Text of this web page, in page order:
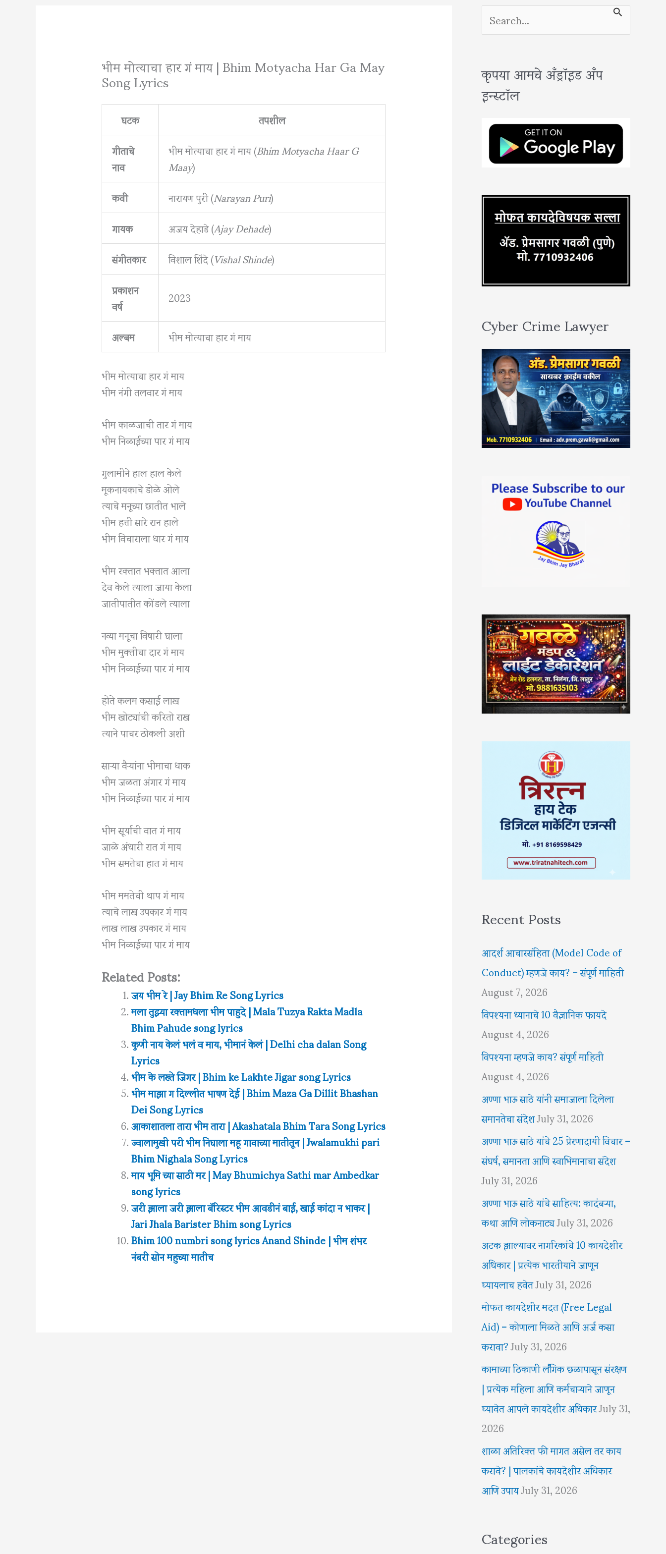
भीम मोत्याचा हार गं माय | Bhim Motyacha Har Ga May
Song Lyrics
घटक
तपशील
गीताचे
नाव
भीम मोत्याचा हार गं माय (Bhim Motyacha Haar G
Maay)
कवी
नारायण पुरी (Narayan Puri)
गायक
अजय देहाडे (Ajay Dehade)
संगीतकार
विशाल शिंदे (Vishal Shinde)
प्रकाशन
वर्ष
2023
अल्बम
भीम मोत्याचा हार गं माय
भीम मोत्याचा हार गं माय
भीम नंगी तलवार गं माय
भीम काळजाची तार गं माय
भीम निळाईच्या पार गं माय
गुलामीने हाल हाल केले
मूकनायकाचे डोळे ओले
त्याचे मनूच्या छातीत भाले
भीम हत्ती सारे रान हाले
भीम विचाराला धार गं माय
भीम रक्तात भक्तात आला
देव केले त्याला जाया केला
जातीपातीत कोंडले त्याला
नव्या मनूचा विषारी घाला
भीम मुक्तीचा दार गं माय
भीम निळाईच्या पार गं माय
होते कलम कसाई लाख
भीम खोट्यांची करितो राख
त्याने पाचर ठोकली अशी
साऱ्या वैऱ्यांना भीमाचा धाक
भीम जळता अंगार गं माय
भीम निळाईच्या पार गं माय
भीम सूर्याची वात गं माय
जाळे अंधारी रात गं माय
भीम समतेचा हात गं माय
भीम ममतेची थाप गं माय
त्याचे लाख उपकार गं माय
लाख लाख उपकार गं माय
भीम निळाईच्या पार गं माय
Related Posts:
जय भीम रे | Jay Bhim Re Song Lyrics
मला तुझ्या रक्तामधला भीम पाहुदे | Mala Tuzya Rakta Madla
Bhim Pahude song lyrics
कुणी नाय केलं भलं व माय, भीमानं केलं | Delhi cha dalan Song
Lyrics
भीम के लख्ते जिगर | Bhim ke Lakhte Jigar song Lyrics
भीम माझा ग दिल्लीत भाषण देई | Bhim Maza Ga Dillit Bhashan
Dei Song Lyrics
आकाशातला तारा भीम तारा | Akashatala Bhim Tara Song Lyrics
ज्वालामुखी परी भीम निघाला महू गावाच्या मातीतून | Jwalamukhi pari
Bhim Nighala Song Lyrics
माय भूमि च्या साठी मर | May Bhumichya Sathi mar Ambedkar
song lyrics
जरी झाला जरी झाला बॅरिस्टर भीम आवडीनं बाई, खाई कांदा न भाकर |
Jari Jhala Barister Bhim song Lyrics
Bhim 100 numbri song lyrics Anand Shinde | भीम शंभर
नंबरी सोन महुच्या मातीच
S
e
r
c
:
कृपया आमचे अँड्रॉइड अँप
इन्स्टॉल
Cyber Crime Lawyer
Recent Posts
आदर्श आचारसंहिता (Model Code of
Conduct) म्हणजे काय? – संपूर्ण माहिती
August 7, 2026
विपश्यना ध्यानाचे 10 वैज्ञानिक फायदे
August 4, 2026
विपश्यना म्हणजे काय? संपूर्ण माहिती
August 4, 2026
अण्णा भाऊ साठे यांनी समाजाला दिलेला
समानतेचा संदेशJuly 31, 2026
अण्णा भाऊ साठे यांचे 25 प्रेरणादायी विचार –
संघर्ष, समानता आणि स्वाभिमानाचा संदेश
July 31, 2026
अण्णा भाऊ साठे यांचे साहित्य: कादंबऱ्या,
कथा आणि लोकनाट्यJuly 31, 2026
अटक झाल्यावर नागरिकांचे 10 कायदेशीर
अधिकार | प्रत्येक भारतीयाने जाणून
घ्यायलाच हवेतJuly 31, 2026
मोफत कायदेशीर मदत (Free Legal
Aid) – कोणाला मिळते आणि अर्ज कसा
करावा?July 31, 2026
कामाच्या ठिकाणी लैंगिक छळापासून संरक्षण
| प्रत्येक महिला आणि कर्मचाऱ्याने जाणून
घ्यावेत आपले कायदेशीर अधिकारJuly 31,
2026
शाळा अतिरिक्त फी मागत असेल तर काय
करावे? | पालकांचे कायदेशीर अधिकार
आणि उपायJuly 31, 2026
Categories